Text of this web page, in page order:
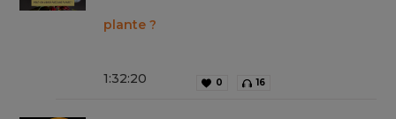
plante ?
1:32:20 0 16